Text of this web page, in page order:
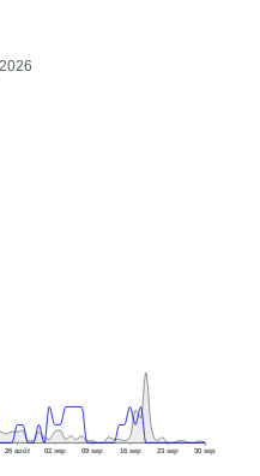
26 août 02 sep 09 sep 16 sep 23 sep 30 sep